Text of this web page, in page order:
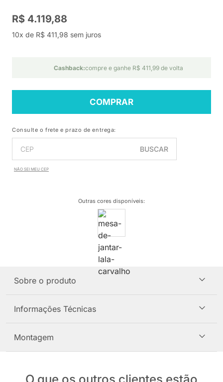
R$ 4.119,88
10x de R$ 411,98 sem juros
Cashback:compre e ganhe R$ 411,99 de volta
COMPRAR
Consulte o frete e prazo de entrega:
BUSCAR
NÃO SEI MEU CEP
Outras cores disponíveis:
Sobre o produto
Informações Técnicas
Montagem